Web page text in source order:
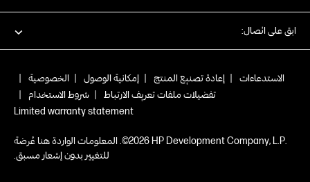
ابق على اتصال:
الاستدعاءات إعادة تصنيع المنتج إمكانية الوصول الخصوصية
تفضيلات ملفات تعريف الارتباط
شروط الاستخدام
Limited warranty statement
.HP Development Company, L.P‏ 2026©. المعلومات الواردة هنا عُرضة
للتغيير بدون إشعار مسبق.